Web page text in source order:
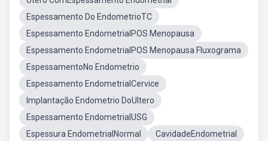
Espessamento Do EndometrioTC
Espessamento EndometrialPOS Menopausa
Espessamento EndometrialPOS Menopausa Fluxograma
EspessamentoNo Endometrio
Espessamento EndometrialCervice
Implantação Endometrio DoUltero
Espessamento EndometrialUSG
Espessura EndometrialNormal
CavidadeEndometrial